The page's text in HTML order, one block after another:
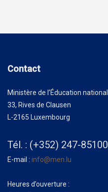
Contact
Ministère de l’Éducation
33, Rives de Clausen
L-2165 Luxembourg
Tél. : (+352) 247-85100
E-mail : info@men.lu
Heures d’ouverture :